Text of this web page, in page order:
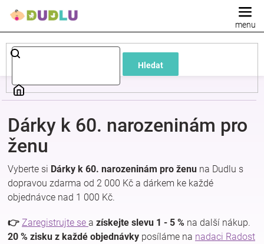
Hledat
Dětské
a
oblečení
Pokojíček
a
kojenecká
Dárky k 60. narozeninám pro
ženu
Vyberte si Dárky k 60. narozeninám pro ženu na Dudlu s
dopravou zdarma od 2 000 Kč a dárkem ke každé
objednávce nad 1 000 Kč.
👉 Zaregistrujte se a získejte slevu 1 - 5 % na další nákup.
20 % zisku z každé objednávky posíláme na nadaci Radost